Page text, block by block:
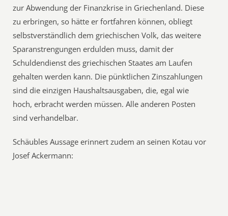
zur Abwendung der Finanzkrise in Griechenland. Diese
zu erbringen, so hätte er fortfahren können, obliegt
selbstverständlich dem griechischen Volk, das weitere
Sparanstrengungen erdulden muss, damit der
Schuldendienst des griechischen Staates am Laufen
gehalten werden kann. Die pünktlichen Zinszahlungen
sind die einzigen Haushaltsausgaben, die, egal wie
hoch, erbracht werden müssen. Alle anderen Posten
sind verhandelbar.
Schäubles Aussage erinnert zudem an seinen Kotau vor
Josef Ackermann: